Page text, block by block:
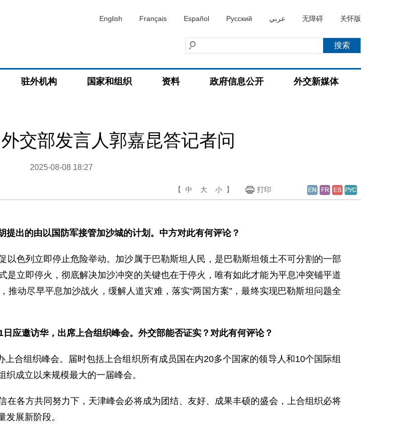
English Français Español Русский عربي 无障碍 关怀版
驻外机构 国家和组织 资料 政府信息公开 外交新媒体
交部发言人郭嘉昆答记者问
2025-08-08 18:27
【 中 大 小 】 打印
出的由以国防军接管加沙城的计划。中方对此有何评论？
以色列立即停止危险举动。加沙属于巴勒斯坦人民，是巴勒斯坦领土不可分割的一部
立即停火，彻底解决加沙冲突的关键也在于停火，唯有如此才能为平息冲突铺平道
动尽早平息加沙战火，缓解人道灾难，落实“两国方案”，最终实现巴勒斯坦问题全
应邀访华，出席上合组织峰会。外交部能否证实？对此有何评论？
合组织峰会。届时包括上合组织所有成员国在内20多个国家的领导人和10个国际组
成立以来规模最大的一届峰会。
在各方共同努力下，天津峰会必将成为团结、友好、成果丰硕的盛会，上合组织必将
展新阶段。